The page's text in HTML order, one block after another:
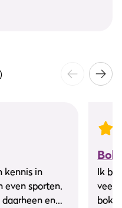
kennis in
even sporten.
en
Ik
veel